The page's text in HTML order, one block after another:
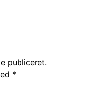
publiceret.
*